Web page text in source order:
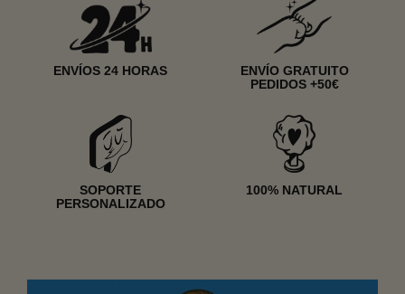
ENVÍOS 24 HORAS
ENVÍO GRATUITO
PEDIDOS +50€
SOPORTE
PERSONALIZADO
100% NATURAL